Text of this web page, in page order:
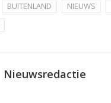
BUITENLAND NIEUWS
Nieuwsredactie